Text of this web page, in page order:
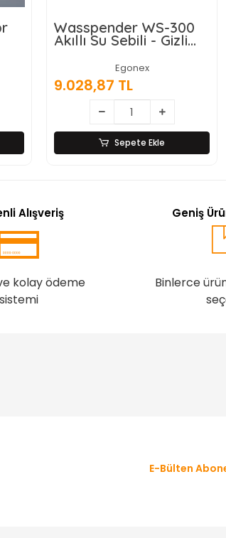
Panther PT-Z614 USB
Şarjlı Sinek Öldürücü
Egonex
119,16 TL
Sepete Ekle
Alışveriş
kolay ödeme
sistemi
Geniş
Binlerce
E-Bülten